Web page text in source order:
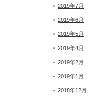
2019年7月
2019年6月
2019年5月
2019年4月
2019年2月
2019年1月
2018年12月